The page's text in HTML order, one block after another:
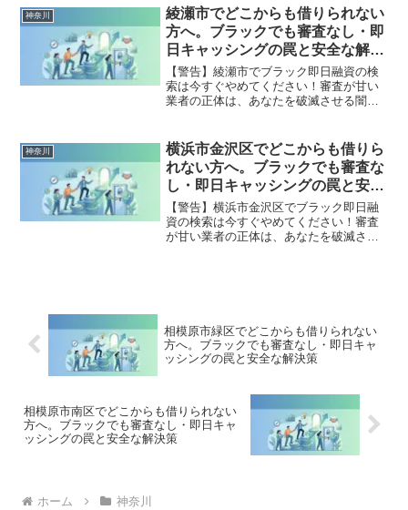
市で違法業者を避け、借金地獄から抜け
出した方々の実体験と確実な解決策を完
全公開。
神奈川
綾瀬市でどこからも借りられない
方へ。ブラックでも審査なし・即
日キャッシングの罠と安全な解決
策
【警告】綾瀬市でブラック即日融資の検
索は今すぐやめてください！審査が甘い
業者の正体は、あなたを破滅させる闇金
市で違法業者を避け、借金地獄から抜け
出した方々の実体験と確実な解決策を完
全公開。
神奈川
横浜市金沢区でどこからも借りら
れない方へ。ブラックでも審査な
し・即日キャッシングの罠と安全
な解決策
【警告】横浜市金沢区でブラック即日融
資の検索は今すぐやめてください！審査
が甘い業者の正体は、あなたを破滅させ
相模原市緑区でどこからも借りられない
方へ。ブラックでも審査なし・即日キャ
ッシングの罠と安全な解決策
相模原市南区でどこからも借りられない
方へ。ブラックでも審査なし・即日キャ
ッシングの罠と安全な解決策
ホーム 神奈川